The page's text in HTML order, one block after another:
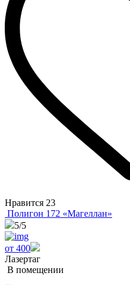
Нравится 23
Полигон 172 «Магеллан»
5/5
от 400
Лазертаг
В помещении